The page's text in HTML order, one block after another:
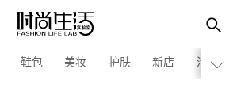
鞋包 美妆 护肤 新店
活动